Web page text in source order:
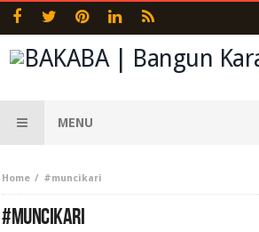
MENU
Home #muncikari
#MUNCIKARI